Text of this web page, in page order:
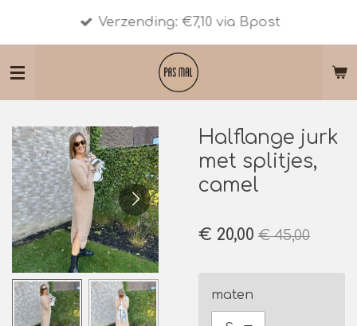
de
Verzending: €7,10 via Bpost
Halflange jurk
met splitjes,
camel
€ 20,00 € 45,00
maten